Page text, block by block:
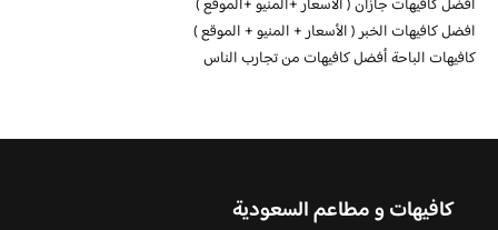
افضل كافيهات جازان ( الاسعار +المنيو +الموقع )
افضل كافيهات الخبر ( الأسعار + المنيو + الموقع )
كافيهات الباحة أفضل كافيهات من تجارب الناس
كافيهات و مطاعم السعودية